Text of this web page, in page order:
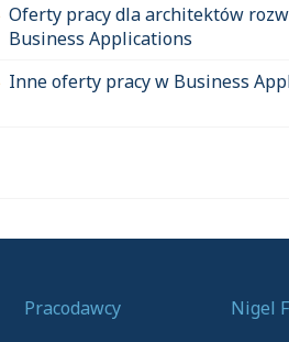
Oferty pracy dla architektów
Business Applications
Inne oferty pracy w Business
Pracodawcy Nigel